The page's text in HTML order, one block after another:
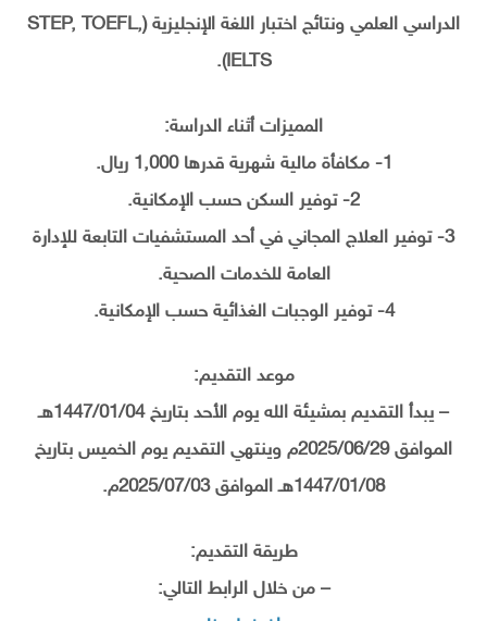
الدراسي العلمي ونتائج اختبار اللغة الإنجليزية (STEP, TOEFL,
IELTS).
المميزات أثناء الدراسة:
1- مكافأة مالية شهرية قدرها 1,000 ريال.
2- توفير السكن حسب الإمكانية.
3- توفير العلاج المجاني في أحد المستشفيات التابعة للإدارة
العامة للخدمات الصحية.
4- توفير الوجبات الغذائية حسب الإمكانية.
موعد التقديم:
– يبدأ التقديم بمشيئة الله يوم الأحد بتاريخ 1447/01/04هـ
الموافق 2025/06/29م وينتهي التقديم يوم الخميس بتاريخ
1447/01/08هـ الموافق 2025/07/03م.
طريقة التقديم:
– من خلال الرابط التالي: